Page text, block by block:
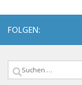
FOLGEN:
Suchen